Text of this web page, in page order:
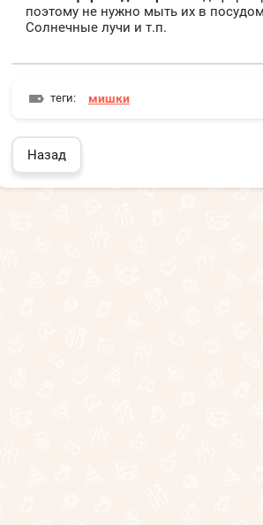
поэтому не нужно мыть их в
Солнечные лучи и т.п.
теги: мишки
Назад